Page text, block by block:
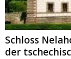
Schloss
der